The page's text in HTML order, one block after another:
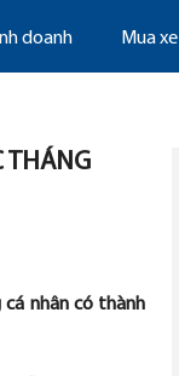
doanh Mua xe
THÁNG
nhân có thành